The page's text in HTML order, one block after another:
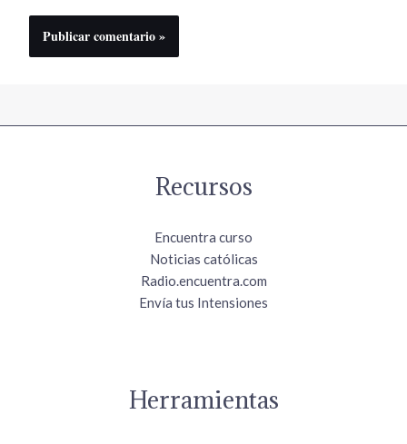
Recursos
Encuentra curso
Noticias católicas
Radio.encuentra.com
Envía tus Intensiones
Herramientas